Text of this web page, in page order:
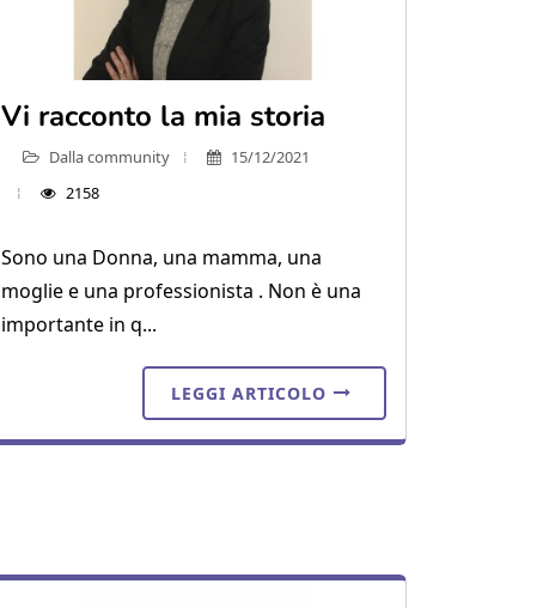
Vi racconto la mia storia
Dalla community
15/12/2021
2158
Sono una Donna, una mamma, una
moglie e una professionista . Non è una
importante in q...
LEGGI ARTICOLO